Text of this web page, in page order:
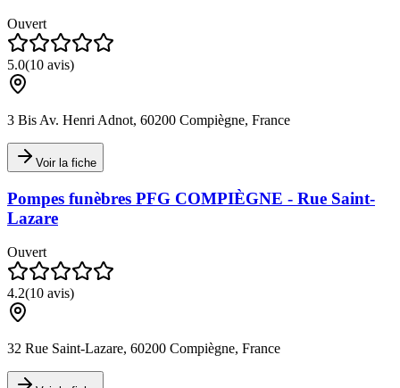
Ouvert
5.0(10 avis)
3 Bis Av. Henri Adnot, 60200 Compiègne, France
Voir la fiche
Pompes funèbres PFG COMPIÈGNE - Rue Saint-
Lazare
Ouvert
4.2(10 avis)
32 Rue Saint-Lazare, 60200 Compiègne, France